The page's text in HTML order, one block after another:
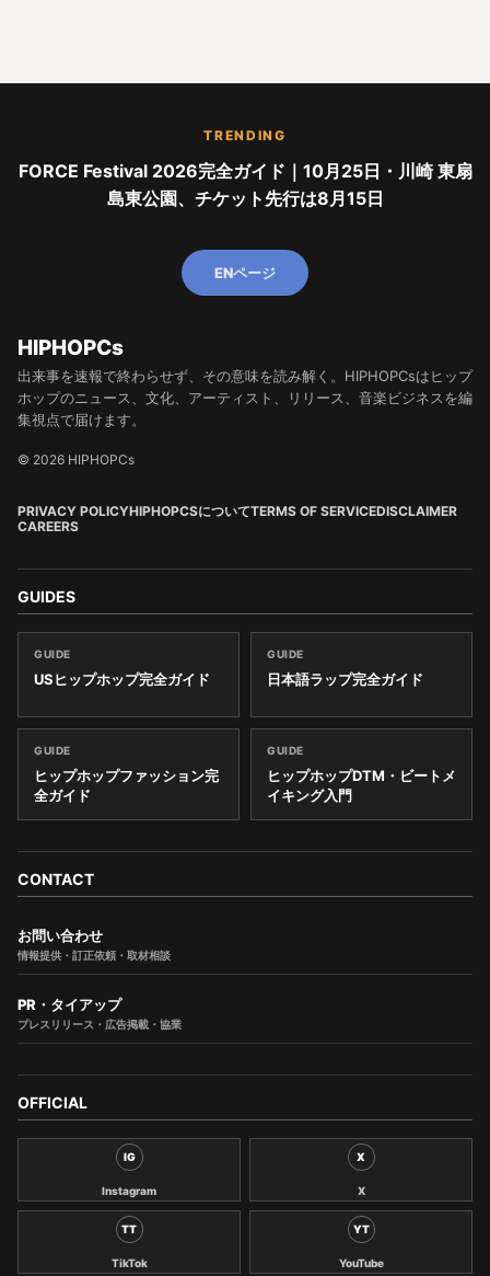
TRENDING
FORCE Festival 2026完全ガイド｜10月25日・川崎 東扇
島東公園、チケット先行は8月15日
ENページ
HIPHOPCs
出来事を速報で終わらせず、その意味を読み解く。HIPHOPCsはヒップ
ホップのニュース、文化、アーティスト、リリース、音楽ビジネスを編
集視点で届けます。
© 2026 HIPHOPCs
PRIVACY POLICYHIPHOPCSについてTERMS OF SERVICEDISCLAIMER
CAREERS
GUIDES
GUIDE
USヒップホップ完全ガイド
GUIDE
日本語ラップ完全ガイド
GUIDE
ヒップホップファッション完
全ガイド
GUIDE
ヒップホップDTM・ビートメ
イキング入門
CONTACT
お問い合わせ
情報提供・訂正依頼・取材相談
PR・タイアップ
プレスリリース・広告掲載・協業
OFFICIAL
IG
Instagram
X
X
TT
TikTok
YT
YouTube